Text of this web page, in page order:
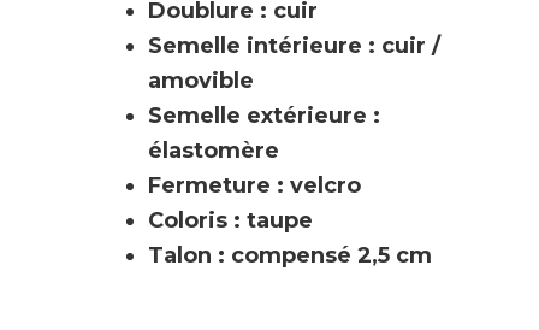
Doublure : cuir
Semelle intérieure : cuir /
amovible
Semelle extérieure :
élastomère
Fermeture : velcro
Coloris : taupe
Talon : compensé 2,5 cm